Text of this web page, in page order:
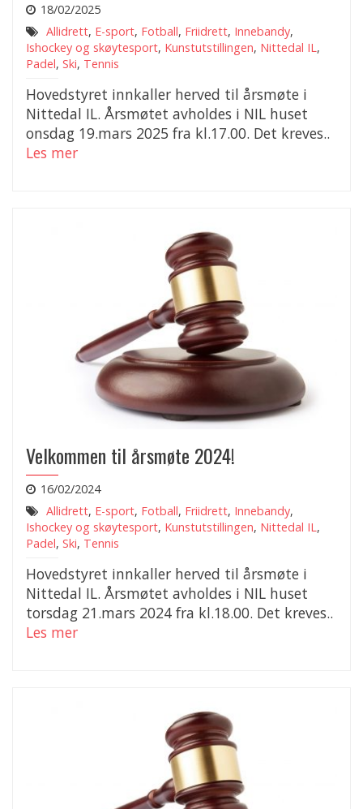
18/02/2025
Allidrett, E-sport, Fotball, Friidrett, Innebandy,
Ishockey og skøytesport, Kunstutstillingen, Nittedal IL ,
Padel, Ski, Tennis
Hovedstyret innkaller herved til årsmøte i
Nittedal IL. Årsmøtet avholdes i NIL huset
onsdag 19.mars 2025 fra kl.17.00. Det kreves..
Les mer
Velkommen til årsmøte 2024!
16/02/2024
Allidrett, E-sport, Fotball, Friidrett, Innebandy,
Ishockey og skøytesport, Kunstutstillingen, Nittedal IL ,
Padel, Ski, Tennis
Hovedstyret innkaller herved til årsmøte i
Nittedal IL. Årsmøtet avholdes i NIL huset
torsdag 21.mars 2024 fra kl.18.00. Det kreves..
Les mer